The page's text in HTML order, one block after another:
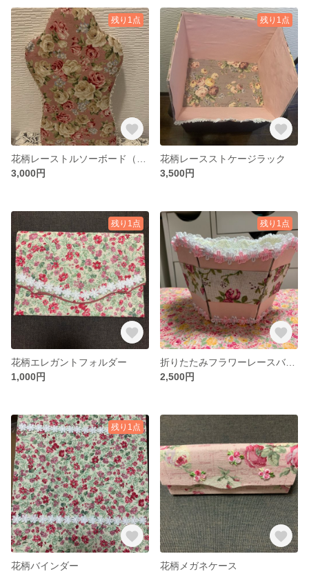
残り1点
3,000円
残り1点
花柄レースストケージラック
3,500円
残り1点
花柄エレガントフォルダー
1,000円
残り1点
折りたたみフラワーレースバスケット（カルトナージュ）
2,500円
残り1点
花柄バインダー 花柄メガネケース